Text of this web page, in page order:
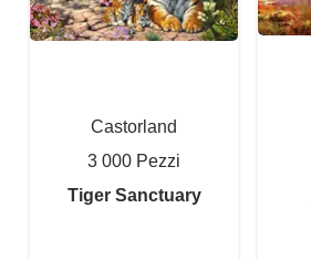
Castorland
3 000 Pezzi
Tiger Sanctuary